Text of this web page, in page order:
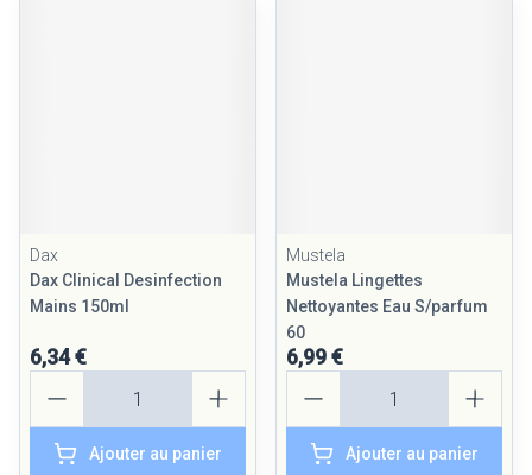
Dax
Dax Clinical Desinfection
Mains 150ml
6,34 €
Ajouter au panier
Mustela
Mustela Lingettes
Nettoyantes Eau S/parfum
60
6,99 €
Ajouter au panier